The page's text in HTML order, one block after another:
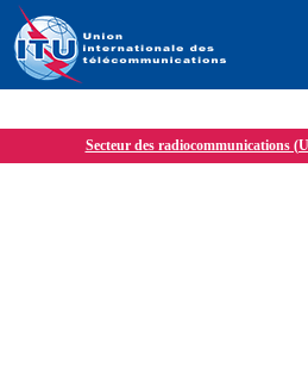
Secteur des radiocommunications